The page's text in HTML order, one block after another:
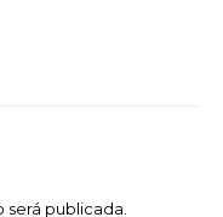
publicada.